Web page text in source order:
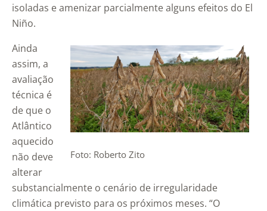
isoladas e amenizar parcialmente alguns efeitos do El
Niño.
Foto: Roberto Zito
Ainda
assim, a
avaliação
técnica é
de que o
Atlântico
aquecido
não deve
alterar
substancialmente o cenário de irregularidade
climática previsto para os próximos meses. “O